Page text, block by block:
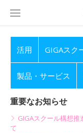
活用 GIGAスク
製品・サービス
重要なお知らせ
GIGAスクール構想
て